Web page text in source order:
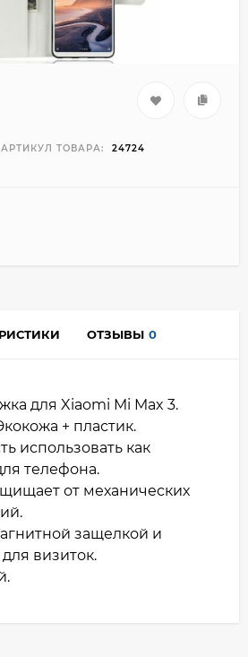
АРТИКУЛ ТОВАРА: 24724
ОТЗЫВЫ 0
для Xiaomi Mi Max 3.
+ пластик.
использовать как
телефона.
от механических
защелкой и
визиток.